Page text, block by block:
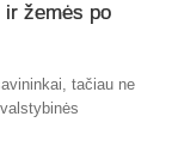
ir žemės po
tačiau ne